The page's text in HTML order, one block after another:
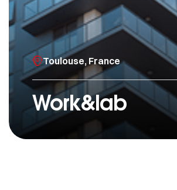
Toulouse, France
Work&lab